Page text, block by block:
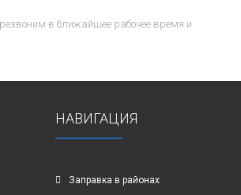
в ближайшее рабочее время и
НАВИГАЦИЯ
Заправка в районах